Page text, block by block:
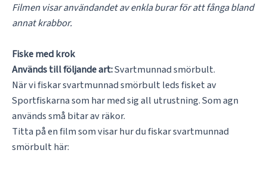
Filmen visar användandet av enkla burar för att fånga bland
annat krabbor.
Fiske med krok
Används till följande art:Svartmunnad smörbult.
När vi fiskar svartmunnad smörbult leds fisket av
Sportfiskarna som har med sig all utrustning. Som agn
används små bitar av räkor.
Titta på en film som visar hur du fiskar svartmunnad
smörbult här: